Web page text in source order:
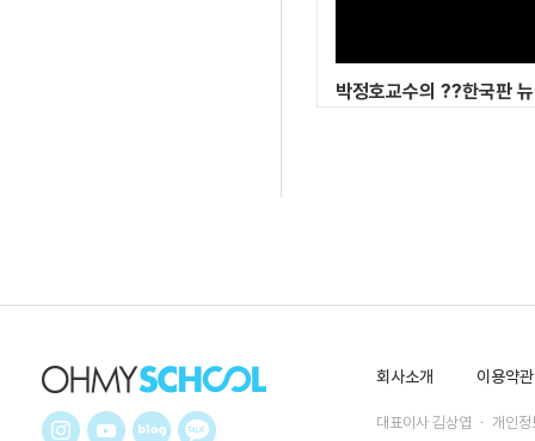
회사소개 이용약관
대표이사 김상엽 ㆍ 개인